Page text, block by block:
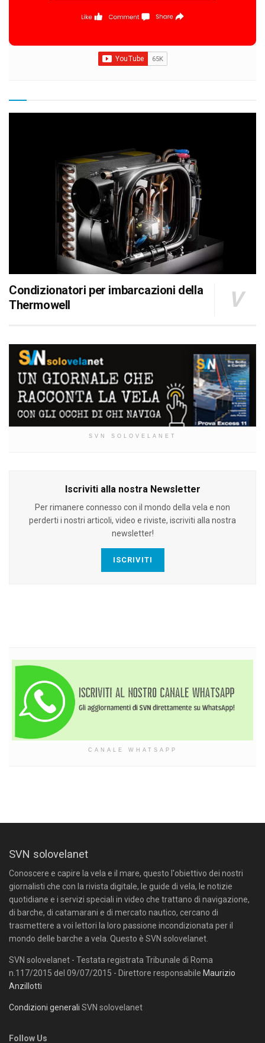
Condizionatori per imbarcazioni della
Thermowell
SVN SOLOVELANET
Iscriviti alla nostra Newsletter
Per rimanere connesso con il mondo della vela e non
perderti i nostri articoli, video e riviste, iscriviti alla nostra
newsletter!
ISCRIVITI
CANALE WHATSAPP
SVN solovelanet
Conoscere e capire la vela e il mare, questo l'obiettivo dei nostri
giornalisti che con la rivista digitale, le guide di vela, le notizie
quotidiane e i servizi speciali in video che trattano di navigazione,
di barche, di catamarani e di mercato nautico, cercano di
trasmettere a voi lettori la loro passione incondizionata per il
mondo delle barche a vela. Questo è SVN solovelanet.
SVN solovelanet - Testata registrata Tribunale di Roma
n.117/2015 del 09/07/2015 - Direttore responsabile Maurizio
Anzillotti
Condizioni generali SVN solovelanet
Follow Us